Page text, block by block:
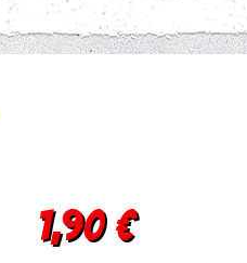
Regulärer Preis:
1,90 €